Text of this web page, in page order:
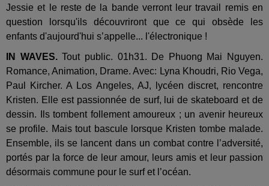
Jessie et le reste de la bande verront leur travail remis en
question lorsqu'ils découvriront que ce qui obsède les
enfants d'aujourd'hui s’appelle... l'électronique !
IN WAVES.Tout public. 01h31. De Phuong Mai Nguyen.
Romance, Animation, Drame. Avec: Lyna Khoudri, Rio Vega,
Paul Kircher. A Los Angeles, AJ, lycéen discret, rencontre
Kristen. Elle est passionnée de surf, lui de skateboard et de
dessin. Ils tombent follement amoureux ; un avenir heureux
se profile. Mais tout bascule lorsque Kristen tombe malade.
Ensemble, ils se lancent dans un combat contre l’adversité,
portés par la force de leur amour, leurs amis et leur passion
désormais commune pour le surf et l’océan.